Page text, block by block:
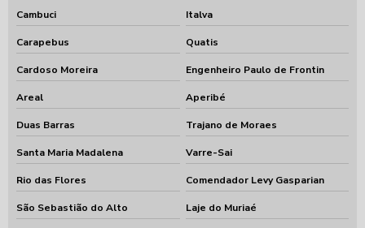
Cambuci Italva
Carapebus Quatis
Cardoso Moreira Engenheiro Paulo de Frontin
Areal Aperibé
Duas Barras Trajano de Moraes
Santa Maria Madalena Varre-Sai
Rio das Flores Comendador Levy Gasparian
São Sebastião do Alto Laje do Muriaé